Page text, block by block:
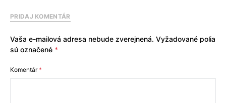
PRIDAJ KOMENTÁR
Vaša e-mailová adresa nebude zverejnená. Vyžadované polia
sú označené *
Komentár*